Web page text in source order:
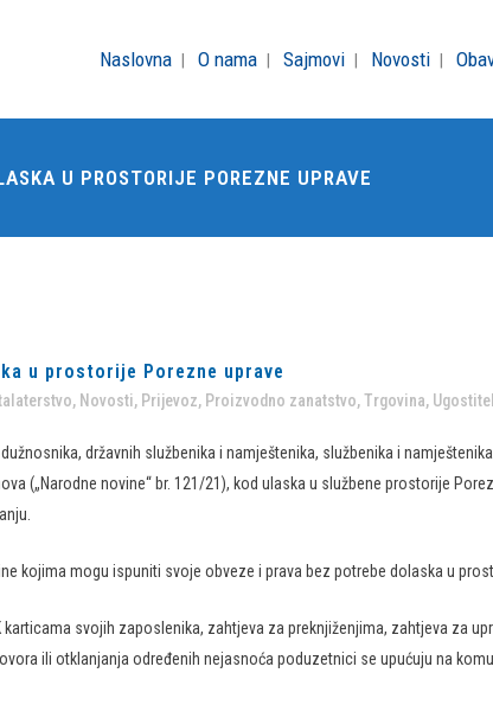
Naslovna O nama Sajmovi Novosti
U PROSTORIJE POREZNE UPRAVE
u prostorije Porezne uprave
, Novosti, Prijevoz, Proizvodno zanatstvo,Trgovina,
državnih službenika i namještenika, službenika i
(„Narodne novine“ br. 121/21), kod ulaska u službene prostorije
kojima mogu ispuniti svoje obveze i prava bez potrebe dolaska u
svojih zaposlenika, zahtjeva za preknjiženjima, zahtjeva za
ili otklanjanja određenih nejasnoća poduzetnici se upućuju na